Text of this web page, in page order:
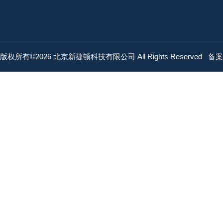
版权所有©2026 北京新捷顿科技有限公司 All Rights Reserved 备